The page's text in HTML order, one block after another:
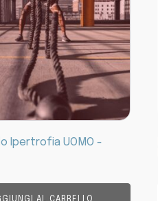
Ipertrofia UOMO -